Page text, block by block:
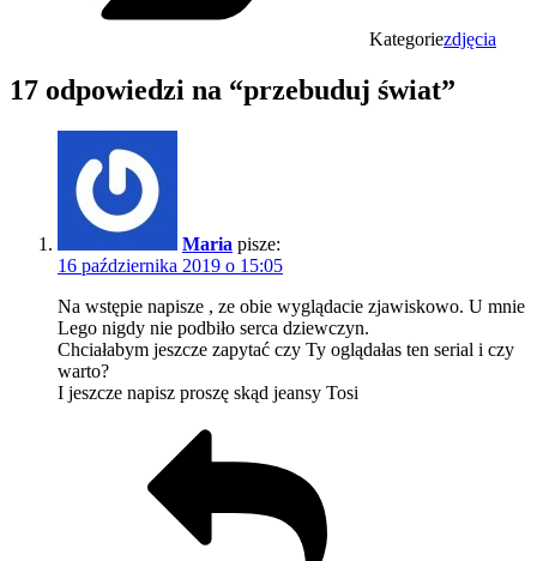
Kategoriezdjęcia
17 odpowiedzi na “przebuduj świat”
Maria pisze:
16 października 2019 o 15:05
Na wstępie napisze , ze obie wyglądacie zjawiskowo. U mnie
Lego nigdy nie podbiło serca dziewczyn.
Chciałabym jeszcze zapytać czy Ty oglądałas ten serial i czy
warto?
I jeszcze napisz proszę skąd jeansy Tosi